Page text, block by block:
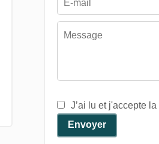
J’ai lu et j'accepte la
Envoyer